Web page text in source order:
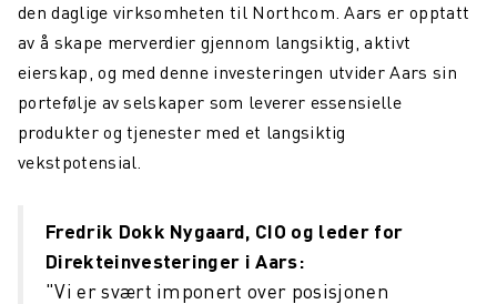
den daglige virksomheten til Northcom. Aars er opptatt
av å skape merverdier gjennom langsiktig, aktivt
eierskap, og med denne investeringen utvider Aars sin
portefølje av selskaper som leverer essensielle
produkter og tjenester med et langsiktig
vekstpotensial.
Fredrik Dokk Nygaard, CIO og leder for
Direkteinvesteringer i Aars:
"Vi er svært imponert over posisjonen